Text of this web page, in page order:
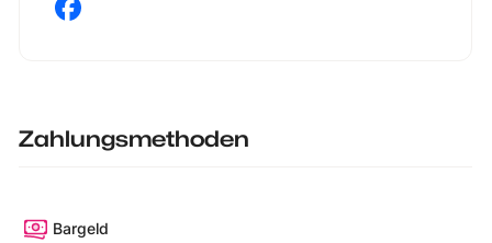
Zahlungsmethoden
Bargeld